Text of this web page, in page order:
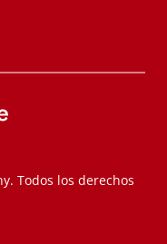
Todos los derechos